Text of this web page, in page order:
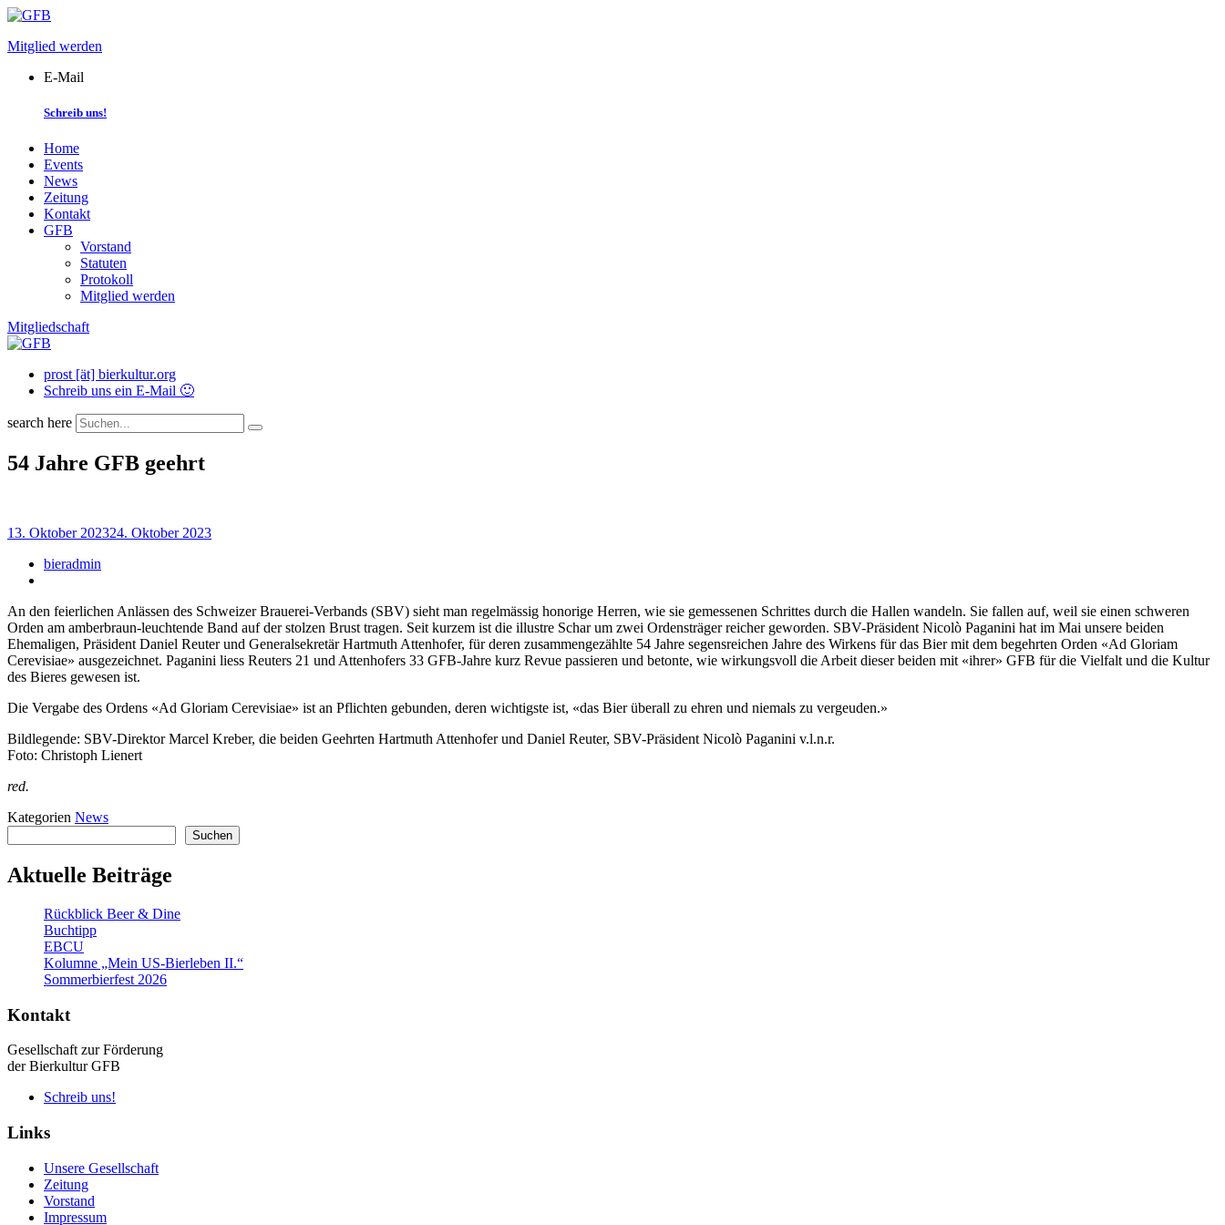
Skip
content
Mitglied werden
E-Mail
Schreib uns!
Home
Events
News
Zeitung
Kontakt
GFB
Vorstand
Statuten
Protokoll
Mitglied werden
Mitgliedschaft
prost [ät] bierkultur.org
Schreib uns ein E-Mail 🙂
search here
54 Jahre GFB geehrt
13. Oktober 202324. Oktober 2023
bieradmin
An den feierlichen Anlässen des Schweizer Brauerei-Verbands (SBV) sieht man regelmässig honorige Herren, wie sie gemessenen Schrittes durch die Hallen wandeln. Sie fallen auf, weil sie einen schweren
Orden am amberbraun-leuchtende Band auf der stolzen Brust tragen. Seit kurzem ist die illustre Schar um zwei Ordensträger reicher geworden. SBV-Präsident Nicolò Paganini hat im Mai unsere beiden
Ehemaligen, Präsident Daniel Reuter und Generalsekretär Hartmuth Attenhofer, für deren zusammengezählte 54 Jahre segensreichen Jahre des Wirkens für das Bier mit dem begehrten Orden «Ad Gloriam
Cerevisiae» ausgezeichnet. Paganini liess Reuters 21 und Attenhofers 33 GFB-Jahre kurz Revue passieren und betonte, wie wirkungsvoll die Arbeit dieser beiden mit «ihrer» GFB für die Vielfalt und die Kultur
des Bieres gewesen ist.
Die Vergabe des Ordens «Ad Gloriam Cerevisiae» ist an Pflichten gebunden, deren wichtigste ist, «das Bier überall zu ehren und niemals zu vergeuden.»
Bildlegende: SBV-Direktor Marcel Kreber, die beiden Geehrten Hartmuth Attenhofer und Daniel Reuter, SBV-Präsident Nicolò Paganini v.l.n.r.
Foto: Christoph Lienert
red.
Kategorien News
Suchen
Aktuelle Beiträge
Rückblick Beer & Dine
Buchtipp
EBCU
Kolumne „Mein US-Bierleben II.“
Sommerbierfest 2026
Kontakt
Gesellschaft zur Förderung
der Bierkultur GFB
Schreib uns!
Links
Unsere Gesellschaft
Zeitung
Vorstand
Impressum